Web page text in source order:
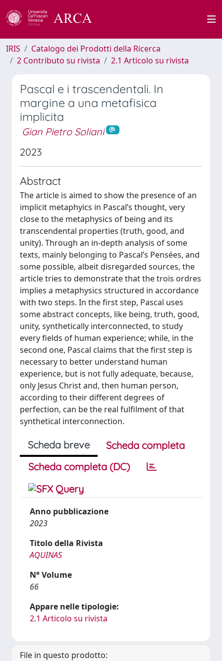
IRIS
Catalogo dei Prodotti della Ricerca
2 Contributo su rivista
2.1 Articolo su rivista
Pascal e i trascendentali. In
margine a una metafisica
implicita
Gian Pietro Soliani
2023
Abstract
The article is aimed to show the presence of an
implicit metaphyics in Pascal’s thought, very
close to the metaphysics of being and its
transcendental properties (truth, good, and
unity). Through an in-depth analysis of some
texts, mainly belonging to Pascal’s Pensées, and
some possible, albeit disregarded sources, the
article tries to demonstrate that the trois ordres
implies a metaphysics structured in accordance
with two steps. In the first step, Pascal uses
some abstract concepts, like being, truth, good,
unity, synthetically interconnected, to study
every fields of human experience; while, in the
second one, Pascal claims that the first step is
necessary to better understand human
experience, but is not fully adequate, because,
only Jesus Christ and, then human person,
according to their different degrees of
perfection, can be the real fulfilment of that
synthetical interconnection.
Scheda breve
Scheda completa
Scheda completa (DC)
Anno pubblicazione
2023
Titolo della Rivista
AQUINAS
N° Volume
66
Appare nelle tipologie:
2.1 Articolo su rivista
File in questo prodotto: